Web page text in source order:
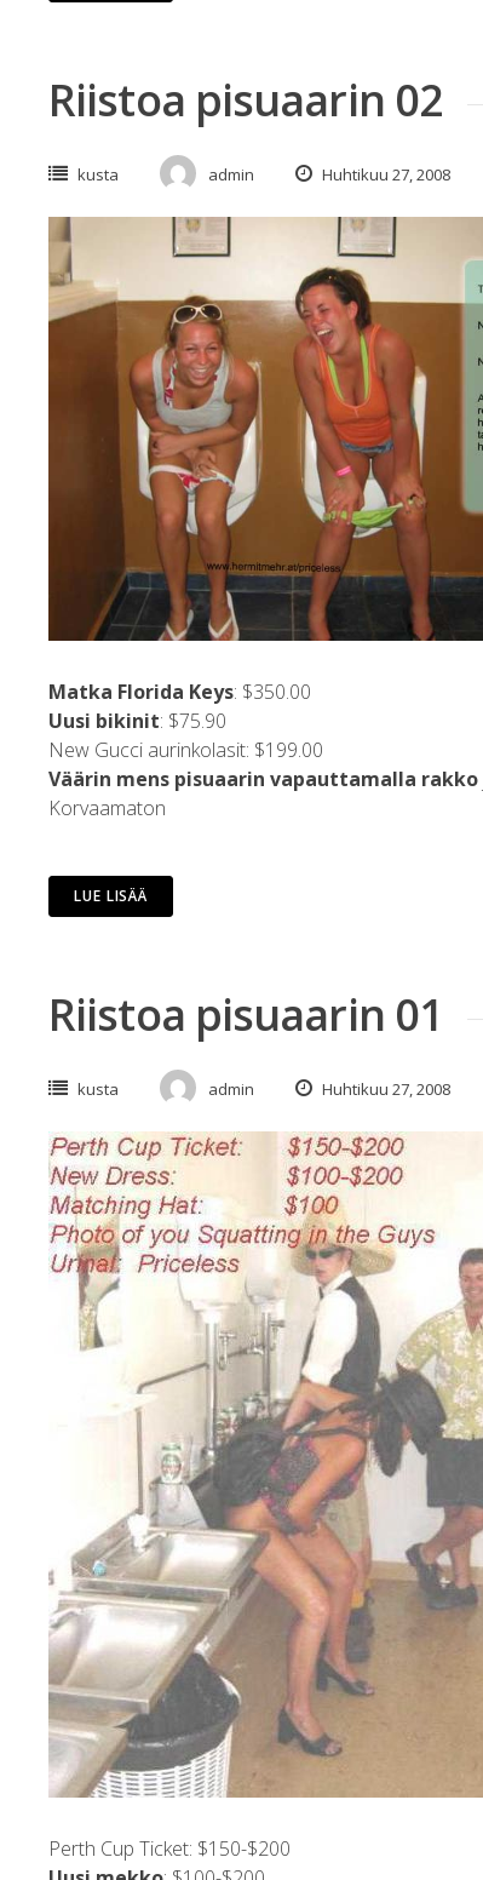
Riistoa pisuaarin 02
kusta admin Huhtikuu 27, 2008
Matka Florida Keys: $350.00
Uusi bikinit: $75.90
New Gucci aurinkolasit: $199.00
Väärin mens pisuaarin vapauttamalla rakko
Korvaamaton
LUE LISÄÄ
Riistoa pisuaarin 01
kusta admin Huhtikuu 27, 2008
Perth Cup Ticket: $150-$200